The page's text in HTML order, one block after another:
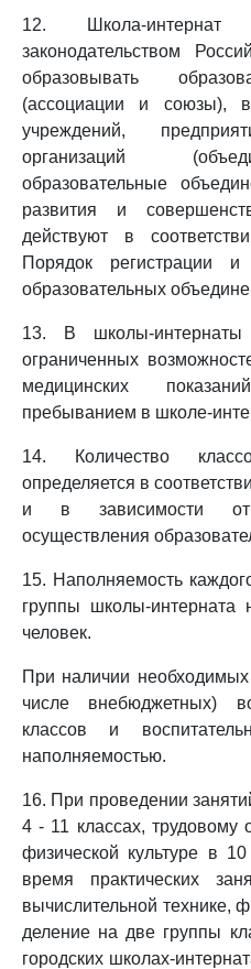
12. Школа-
законодательством
образовывать
(ассоциации и союзы),
учреждений,
организаций
образовательные
развития и
действуют в
Порядок регистрации и
образовательных
13. В школы-
ограниченных
медицинских
пребыванием в школе-
14. Количество
определяется в
и в зависимости
осуществления
15. Наполняемость
группы школы-
человек.
При наличии
числе внебюджетных)
классов и
наполняемостью.
16. При проведении
4 - 11 классах, трудовому
физической культуре в
время практических
вычислительной технике,
деление на две группы
городских школах-